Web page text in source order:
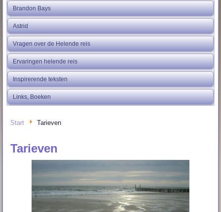
Brandon Bays
Astrid
Vragen over de Helende reis
Ervaringen helende reis
Inspirerende teksten
Links, Boeken
Start Tarieven
Tarieven